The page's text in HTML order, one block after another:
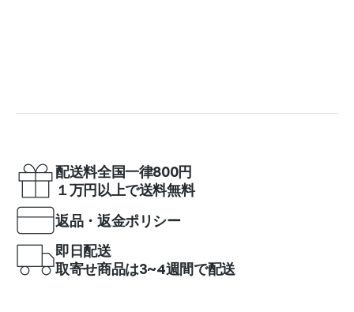
配送料全国一律800円
１万円以上で送料無料
返品・返金ポリシー
即日配送
取寄せ商品は3~4週間で配送